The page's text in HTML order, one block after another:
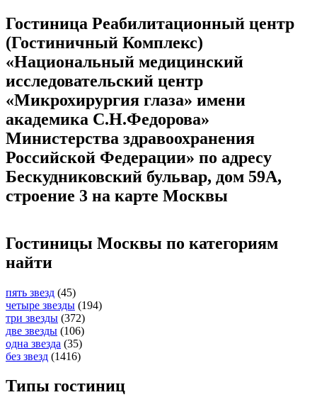
Гостиница Реабилитационный центр
(Гостиничный Комплекс)
«Национальный медицинский
исследовательский центр
«Микрохирургия глаза» имени
академика С.Н.Федорова»
Министерства здравоохранения
Российской Федерации» по адресу
Бескудниковский бульвар, дом 59А,
строение 3 на карте Москвы
Гостиницы Москвы по категориям
найти
пять звезд (45)
четыре звезды (194)
три звезды (372)
две звезды (106)
одна звезда (35)
без звезд (1416)
Типы гостиниц